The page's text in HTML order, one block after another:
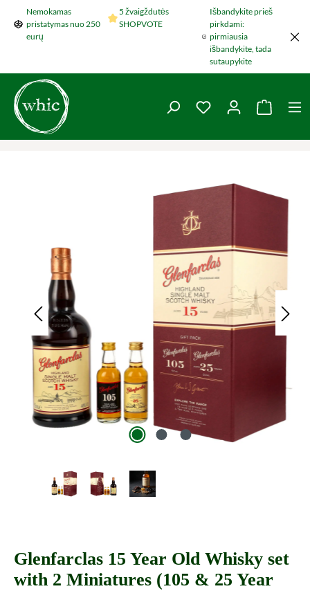
Šokti į pagrindinį turinį
Nemokamas
pristatymas nuo 250
eurų
5 žvaigždutės
SHOPVOTE
Išbandykite prieš
pirkdami:
pirmiausia
išbandykite, tada
sutaupykite
You have 0 wishlist
Glenfarclas 15 Year Old Whisky set
with 2 Miniatures (105 & 25 Year